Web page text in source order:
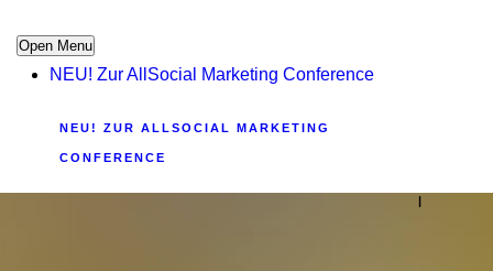
Open Menu
NEU! Zur AllSocial Marketing Conference
NEU! ZUR ALLSOCIAL MARKETING
CONFERENCE
|